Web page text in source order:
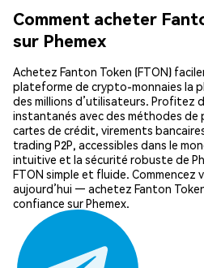
Comment acheter
sur Phemex
Achetez Fanton Token (FTON)
plateforme de crypto-monnaies la
des millions d’utilisateurs. Profitez
instantanés avec des méthodes de
cartes de crédit, virements
trading P2P, accessibles dans le
intuitive et la sécurité robuste de
FTON simple et fluide.
aujourd’hui — achetez Fanton
confiance sur Phemex.